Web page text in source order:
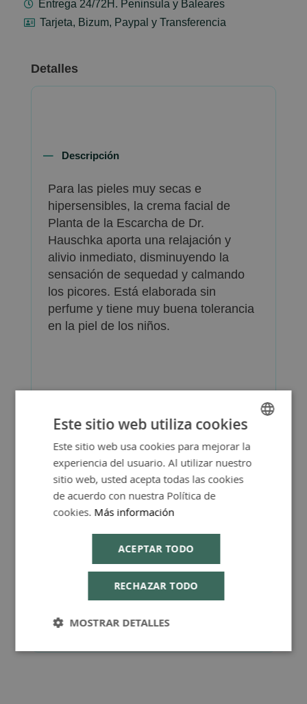
Entrega 24/72H. Peninsula y Baleares
Tarjeta, Bizum, Paypal y Transferencia
Detalles
Descripción
Para las pieles muy secas e
hipersensibles, la crema facial de
Planta de la Escarcha de Dr.
Hauschka aporta una relajación y
alivio inmediato, disminuyendo la
sensación de sequedad y calmando
los picores. Está elaborada sin
perfume y tiene muy buena tolerancia
en la piel de los niños.
FAQ - Preguntas y Respuestas
Consejos de Compra Producto
SPANISH
ENGLISH
Este sitio web utiliza cookies
Este sitio web usa cookies para mejorar la
experiencia del usuario. Al utilizar nuestro
sitio web, usted acepta todas las cookies
de acuerdo con nuestra Política de
cookies. Más información
ACEPTAR TODO
RECHAZAR TODO
MOSTRAR DETALLES